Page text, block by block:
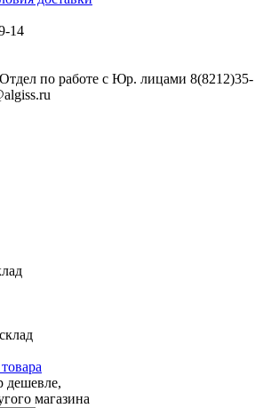
14
по работе с Юр. лицами 8(8212)35-
дешевле,
магазина